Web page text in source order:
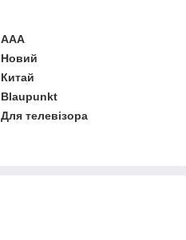
AAA
Новий
Китай
Blaupunkt
Для телевізора